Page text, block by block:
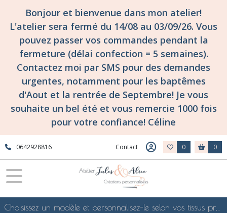
Bonjour et bienvenue dans mon atelier!
L'atelier sera fermé du 14/08 au 03/09/26. Vous
pouvez passer vos commandes pendant la
fermeture (délai confection = 5 semaines).
Contactez moi par SMS pour des demandes
urgentes, notamment pour les baptêmes
d'Aout et la rentrée de Septembre! Je vous
souhaite un bel été et vous remercie 1000 fois
pour votre confiance! Céline
0642928816 Contact 0 0
Choisissez un modèle et personnalisez-le selon vos tissus préférés de mes collections en ligne, je le confectionnerai selon vos souhaits